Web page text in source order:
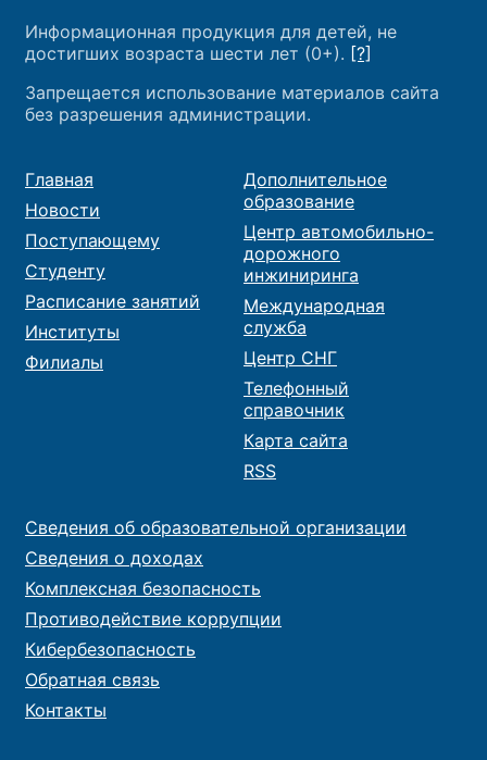
Информационная продукция для детей, не
достигших возраста шести лет (0+). [?]
Запрещается использование материалов сайта
без разрешения администрации.
Главная
Новости
Поступающему
Студенту
Расписание занятий
Институты
Филиалы
Дополнительное
образование
Центр автомобильно-
дорожного
инжиниринга
Международная
служба
Центр СНГ
Телефонный
справочник
Карта сайта
RSS
Сведения об образовательной организации
Сведения о доходах
Комплексная безопасность
Противодействие коррупции
Кибербезопасность
Обратная связь
Контакты